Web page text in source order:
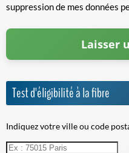
suppression de mes données
Test d'éligibilité à la fibre
Indiquez votre ville ou code